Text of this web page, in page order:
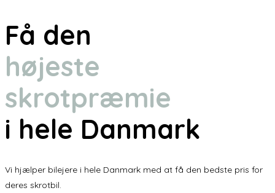
Få den
højeste
skrotpræmie
i hele Danmark
Vi hjælper bilejere i hele Danmark med at få den bedste pris for
deres skrotbil.